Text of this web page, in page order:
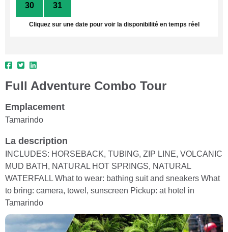
30 31
Cliquez sur une date pour voir la disponibilité en temps réel
Full Adventure Combo Tour
Emplacement
Tamarindo
La description
INCLUDES: HORSEBACK, TUBING, ZIP LINE, VOLCANIC
MUD BATH, NATURAL HOT SPRINGS, NATURAL
WATERFALL What to wear: bathing suit and sneakers What
to bring: camera, towel, sunscreen Pickup: at hotel in
Tamarindo